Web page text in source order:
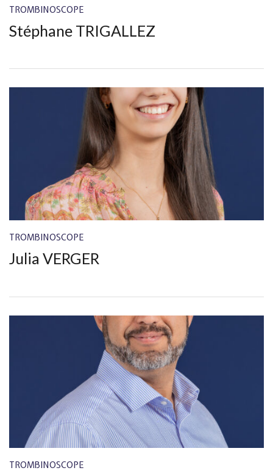
TROMBINOSCOPE
Stéphane TRIGALLEZ
TROMBINOSCOPE
Julia VERGER
TROMBINOSCOPE